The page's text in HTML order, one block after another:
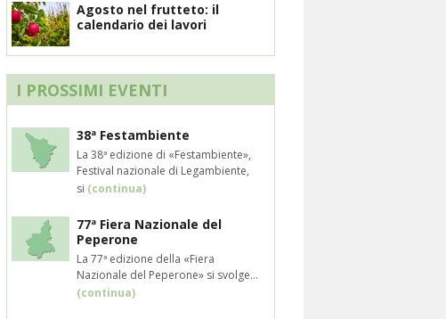
Agosto nel frutteto: il
calendario dei lavori
I PROSSIMI EVENTI
38ª Festambiente
La 38ª edizione di «Festambiente»,
Festival nazionale di Legambiente,
si (continua)
77ª Fiera Nazionale del
Peperone
La 77ª edizione della «Fiera
Nazionale del Peperone» si svolge...
(continua)